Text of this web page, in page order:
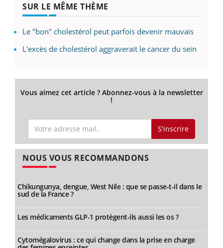
SUR LE MÊME THÈME
Le "bon" cholestérol peut parfois devenir mauvais
L'excès de cholestérol aggraverait le cancer du sein
Vous aimez cet article ? Abonnez-vous à la newsletter
!
S'inscrire
NOUS VOUS RECOMMANDONS
Chikungunya, dengue, West Nile : que se passe-t-il dans le
sud de la France ?
Les médicaments GLP-1 protègent-ils aussi les os ?
Cytomégalovirus : ce qui change dans la prise en charge